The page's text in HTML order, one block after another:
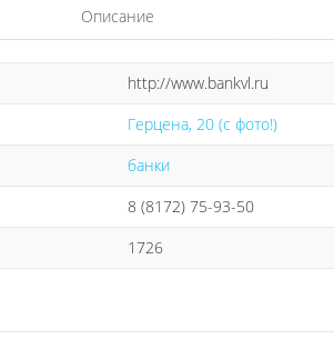
Описание
http://www.bankvl.ru
Герцена, 20 (с фото!)
банки
8 (8172) 75-93-50
1726